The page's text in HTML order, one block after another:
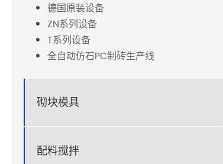
德国原装设备
ZN系列设备
T系列设备
全自动仿石PC制砖生产线
砌块模具
配料搅拌